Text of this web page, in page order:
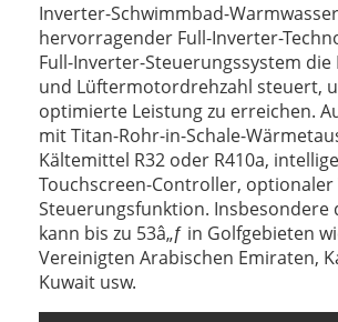
Inverter-Schwimmbad-
hervorragender Full-Inverter-
Full-Inverter-Steuerungssystem
und Lüftermotordrehzahl steuert,
optimierte Leistung zu erreichen.
mit Titan-Rohr-in-Schale-
Kältemittel R32 oder R410a,
Touchscreen-Controller, optionaler
Steuerungsfunktion. Insbesondere
kann bis zu 53â„ƒ in Golfgebieten
Vereinigten Arabischen Emiraten,
Kuwait usw.